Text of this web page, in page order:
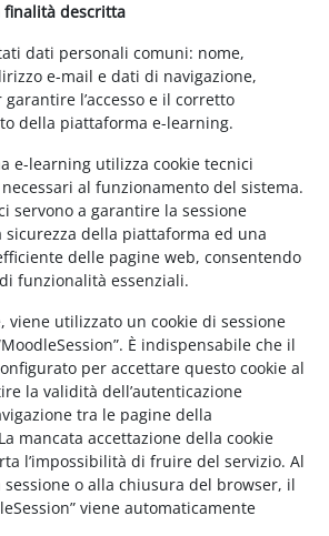
finalità descritta
dati personali comuni: nome,
e-mail e dati di navigazione,
l’accesso e il corretto
della piattaforma e-learning.
e-learning utilizza cookie tecnici
al funzionamento del sistema.
servono a garantire la sessione
sicurezza della piattaforma ed una
delle pagine web, consentendo
funzionalità essenziali.
viene utilizzato un cookie di sessione
È indispensabile che il
per accettare questo cookie al
la validità dell’autenticazione
tra le pagine della
mancata accettazione della cookie
l’impossibilità di fruire del servizio. Al
o alla chiusura del browser, il
viene automaticamente